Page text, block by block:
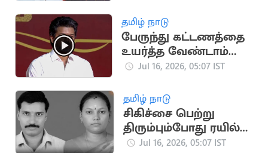
இணைகிறார்?
தமிழ் நாடு
பேருந்து கட்டணத்தை
உயர்த்த வேண்டாம்
என விஜய்
Jul 16, 2026, 05:07 IST
தமிழ் நாடு
சிகிச்சை பெற்று
திரும்பும்போது ரயில்
மோதி தம்பதி பலி
Jul 16, 2026, 05:07 IST